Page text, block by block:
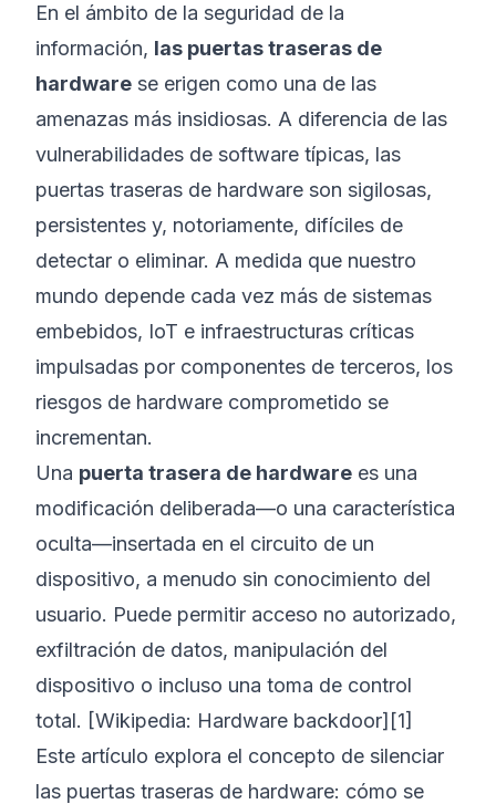
En el ámbito de la seguridad de la
información, las puertas traseras de
hardware se erigen como una de las
amenazas más insidiosas. A diferencia de las
vulnerabilidades de software típicas, las
puertas traseras de hardware son sigilosas,
persistentes y, notoriamente, difíciles de
detectar o eliminar. A medida que nuestro
mundo depende cada vez más de sistemas
embebidos, IoT e infraestructuras críticas
impulsadas por componentes de terceros, los
riesgos de hardware comprometido se
incrementan.
Una puerta trasera de hardware es una
modificación deliberada—o una característica
oculta—insertada en el circuito de un
dispositivo, a menudo sin conocimiento del
usuario. Puede permitir acceso no autorizado,
exfiltración de datos, manipulación del
dispositivo o incluso una toma de control
total. [Wikipedia: Hardware backdoor][1]
Este artículo explora el concepto de silenciar
las puertas traseras de hardware: cómo se